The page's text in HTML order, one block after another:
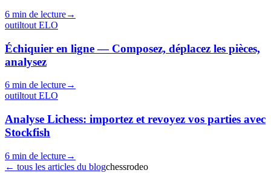
6 min de lecture→
outiltout ELO
Échiquier en ligne — Composez, déplacez les pièces,
analysez
6 min de lecture→
outiltout ELO
Analyse Lichess: importez et revoyez vos parties avec
Stockfish
6 min de lecture→
← tous les articles du blogchessrodeo